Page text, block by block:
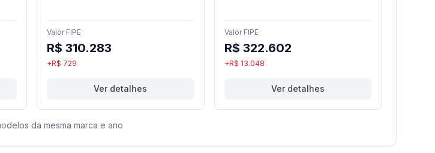
Valor FIPE
R$ 310.283
+R$ 729
Ver detalhes
Valor FIPE
R$ 322.602
+R$ 13.048
Ver detalhes
da mesma marca e ano